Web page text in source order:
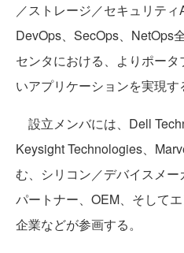
／ストレージ／セキュリティ
DevOps、SecOps、NetOps
センタにおける、よりポー
いアプリケーションを実現す
設立メンバには、Dell
Keysight Technologies、
む、シリコン／デバイスメ
パートナー、OEM、そして
企業などが参画する。